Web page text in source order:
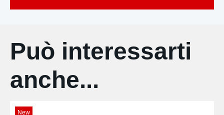
Può interessarti
anche...
New